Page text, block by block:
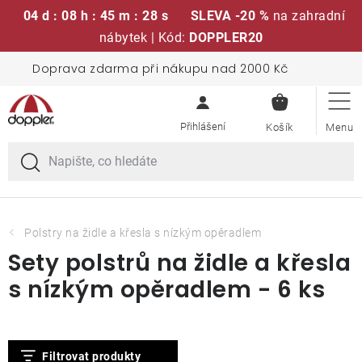
04 d : 08 h : 45 m : 27 s SLEVA -20 % na zahradní
nábytek | Kód: DOPPLER20
obsah
Doprava zdarma při nákupu nad 2000 Kč
KOŠÍK
Sedací soupravy
Slunečníky
Křesla a židle
Stoly
Polstry na židle a křesla s nízkým opěradlem
Sety polstrů na židle a křesla
s nízkým opěradlem - 6 ks
Filtrovat produkty
V